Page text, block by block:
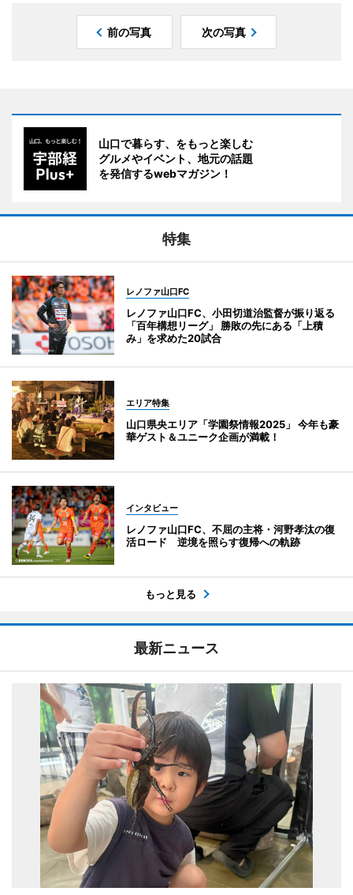
前の写真 次の写真
山口で暮らす、をもっと楽しむ
グルメやイベント、地元の話題
を発信するwebマガジン！
特集
レノファ山口FC
レノファ山口FC、小田切道治監督が振り返る
「百年構想リーグ」 勝敗の先にある「上積
み」を求めた20試合
エリア特集
山口県央エリア「学園祭情報2025」 今年も豪
華ゲスト＆ユニーク企画が満載！
インタビュー
レノファ山口FC、不屈の主将・河野孝汰の復
活ロード 逆境を照らす復帰への軌跡
もっと見る
最新ニュース